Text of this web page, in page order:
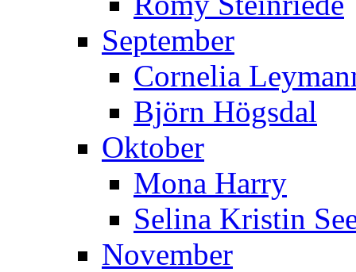
September
Cornelia
Björn Högsdal
Oktober
Mona Harry
Selina Kristin
November